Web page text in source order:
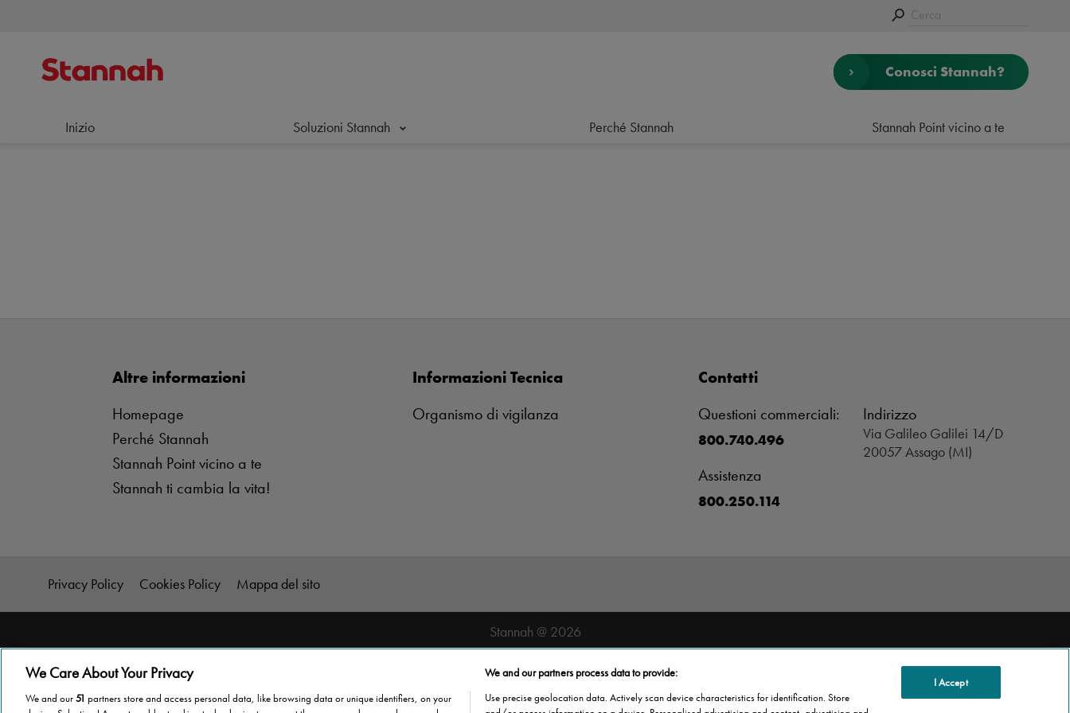
Conosci Stannah?
Inizio Soluzioni Stannah Perché Stannah Stannah Point vicino a te
Altre informazioni
Homepage
Perché Stannah
Stannah Point vicino a te
Stannah ti cambia la vita!
Informazioni Tecnica
Organismo di vigilanza
Contatti
Questioni commerciali:
800.740.496
Assistenza
800.250.114
Indirizzo
Via Galileo Galilei 14/D
20057 Assago (MI)
Privacy Policy Cookies Policy Mappa del sito
Stannah @ 2026
We Care About Your Privacy
We and our51 partners store and access personal data, like browsing data or unique identifiers, on your
We and our partners process data to provide:
Use precise geolocation data. Actively scan device characteristics for identification. Store
I Accept